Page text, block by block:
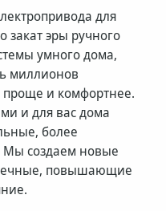
для
закат эры ручного
умного дома,
миллионов
проще и комфортнее.
и для вас дома
более
Мы создаем новые
повышающие